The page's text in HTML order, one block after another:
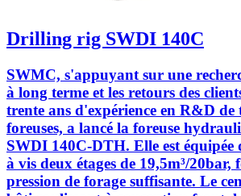
Drilling rig SWDI 140C
SWMC, s'appuyant sur une
à long terme et les retours des
trente ans d'expérience en R&D de
foreuses, a lancé la foreuse
SWDI 140C-DTH. Elle est équipée
à vis deux étages de 19,5m³/20bar,
pression de forage suffisante. Le